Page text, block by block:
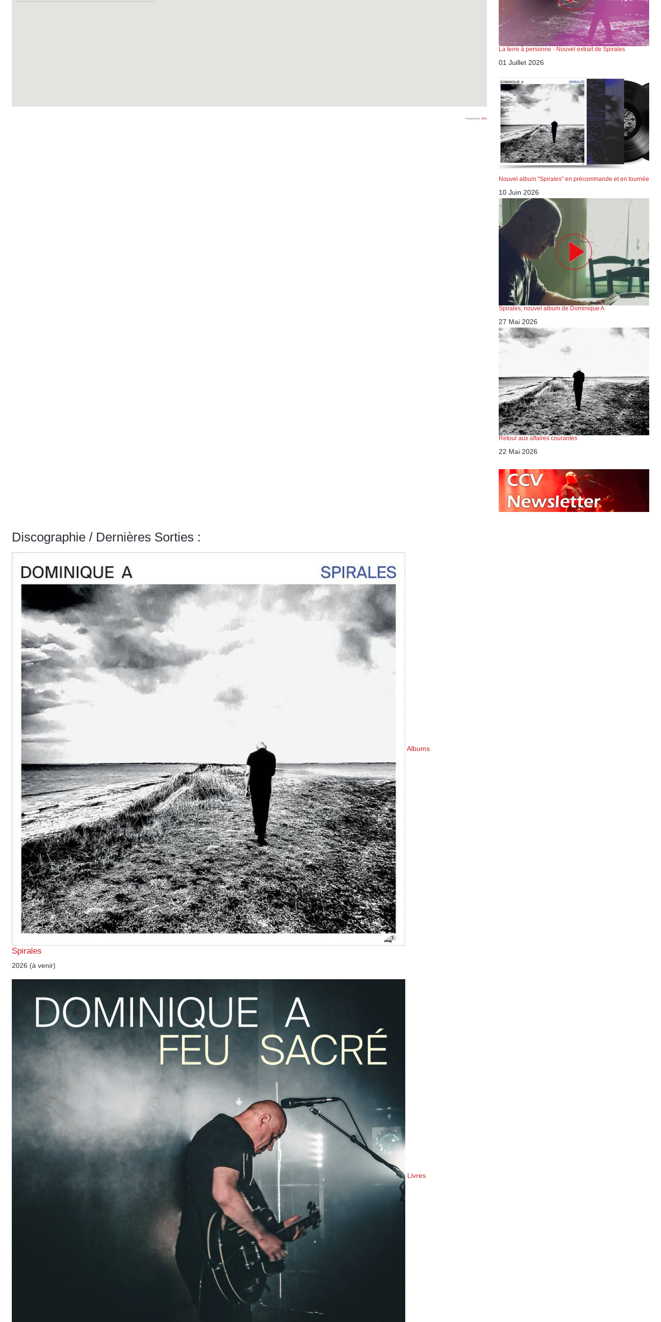
Powered by JEM
La terre à personne - Nouvel extrait de Spirales
01 Juillet 2026
Nouvel album "Spirales" en précommande et en tournée
10 Juin 2026
Spirales, nouvel album de Dominique A
27 Mai 2026
Retour aux affaires courantes
22 Mai 2026
Discographie / Dernières Sorties :
Albums
Spirales
2026 (à venir)
Livres